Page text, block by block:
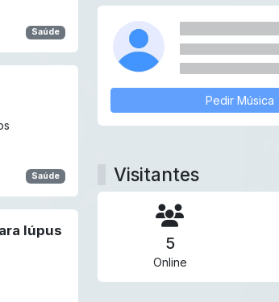
Saúde
Saúde
lúpus
Pedir Música
Visitantes
5
Online